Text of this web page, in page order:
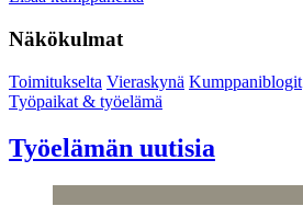
Näkökulmat
Toimitukselta Vieraskynä Kumppaniblogit
Työpaikat & työelämä
Työelämän uutisia